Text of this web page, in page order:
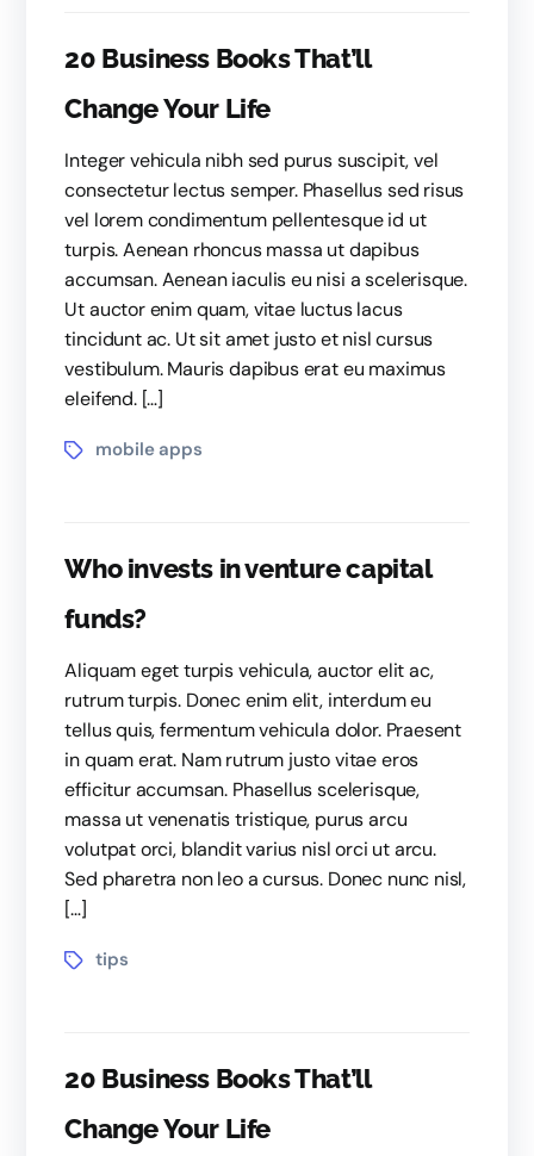
20 Business Books That’ll
Change Your Life
Integer vehicula nibh sed purus suscipit, vel
consectetur lectus semper. Phasellus sed risus
vel lorem condimentum pellentesque id ut
turpis. Aenean rhoncus massa ut dapibus
accumsan. Aenean iaculis eu nisi a scelerisque.
Ut auctor enim quam, vitae luctus lacus
tincidunt ac. Ut sit amet justo et nisl cursus
vestibulum. Mauris dapibus erat eu maximus
eleifend. […]
mobile apps
Who invests in venture capital
funds?
Aliquam eget turpis vehicula, auctor elit ac,
rutrum turpis. Donec enim elit, interdum eu
tellus quis, fermentum vehicula dolor. Praesent
in quam erat. Nam rutrum justo vitae eros
efficitur accumsan. Phasellus scelerisque,
massa ut venenatis tristique, purus arcu
volutpat orci, blandit varius nisl orci ut arcu.
Sed pharetra non leo a cursus. Donec nunc nisl,
[…]
tips
20 Business Books That’ll
Change Your Life